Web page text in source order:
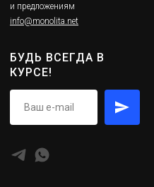
и предложениям
info@monolita.net
БУДЬ ВСЕГДА В
КУРСЕ!